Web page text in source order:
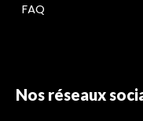
FAQ
Nos réseaux